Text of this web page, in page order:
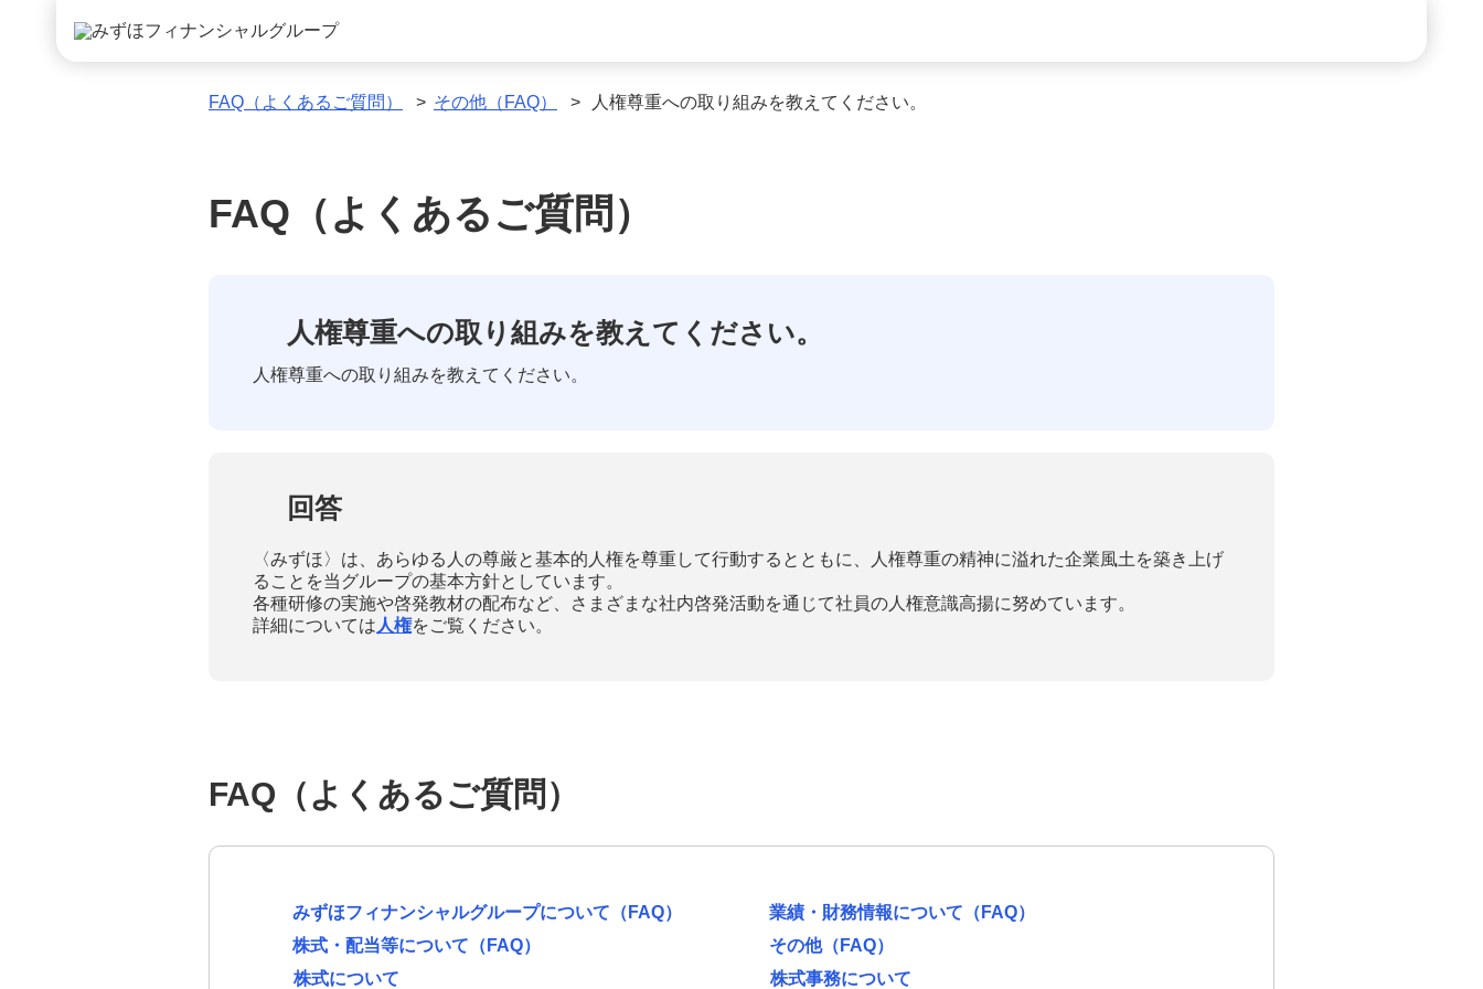
FAQ（よくあるご質問） > その他（FAQ） > 人権尊重への取り組みを教えてください。
FAQ（よくあるご質問）
人権尊重への取り組みを教えてください。
人権尊重への取り組みを教えてください。
回答
〈みずほ〉は、あらゆる人の尊厳と基本的人権を尊重して行動するとともに、人権尊重の精神に溢れた企業風土を築き上げ
ることを当グループの基本方針としています。
各種研修の実施や啓発教材の配布など、さまざまな社内啓発活動を通じて社員の人権意識高揚に努めています。
詳細については 人権をご覧ください。
FAQ（よくあるご質問）
みずほフィナンシャルグループについて（FAQ）
業績・財務情報について（FAQ）
株式・配当等について（FAQ）
株式について
株式事務について
その他（FAQ）